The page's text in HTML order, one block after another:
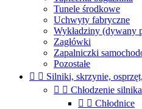
Tunele środkowe
Uchwyty fabryczne
Wykładziny (dywany
Zagłówki
Zapalniczki
Pozostałe
  Silniki, skrzynie,
  Chłodzenie silnika
  Chłodnice